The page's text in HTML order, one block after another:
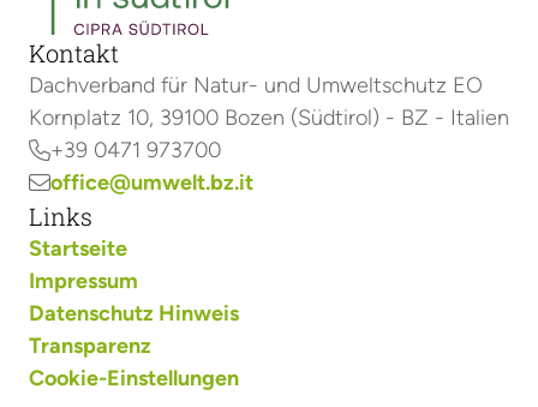
Kontakt
Dachverband für Natur- und Umweltschutz EO
Kornplatz 10, 39100 Bozen (Südtirol) - BZ - Italien
+39 0471 973700
office@umwelt.bz.it
Links
Startseite
Impressum
Datenschutz Hinweis
Transparenz
Cookie-Einstellungen